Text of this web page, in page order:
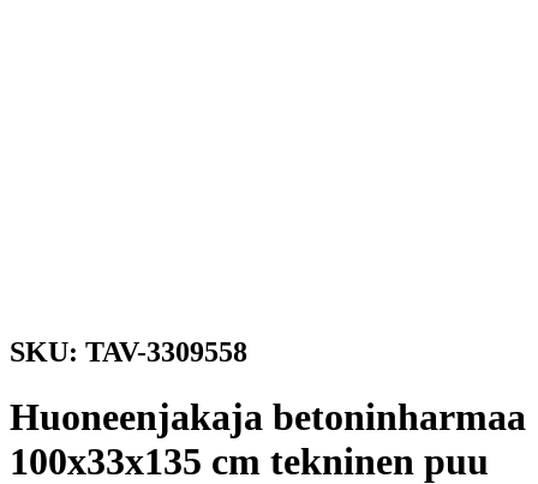
SKU: TAV-3309558
Huoneenjakaja betoninharmaa
100x33x135 cm tekninen puu